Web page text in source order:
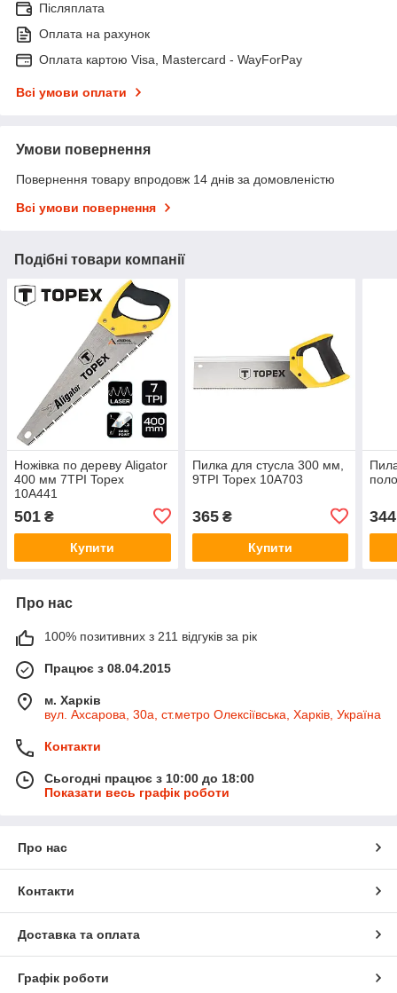
Післяплата
Оплата на рахунок
Оплата картою Visa, Mastercard - WayForPay
Всі умови оплати
Умови повернення
Повернення товару впродовж 14 днів за домовленістю
Всі умови повернення
Подібні товари компанії
Ножівка по дереву Aligator
400 мм 7TPI Topex
10A441
501 ₴
Купити
Пилка для стусла 300 мм,
9TPI Topex 10A703
365₴
Купити
344
Про нас
100% позитивних з 211 відгуків за рік
Працює з 08.04.2015
м. Харків
вул. Ахсарова, 30а, ст.метро Олексіївська, Харків, Україна
Контакти
Сьогодні працює з 10:00 до 18:00
Показати весь графік роботи
Про нас
Контакти
Доставка та оплата
Графік роботи